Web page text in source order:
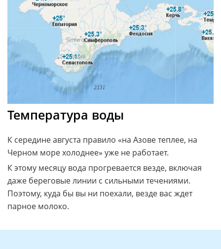
Температура воды
К середине августа правило «на Азове теплее, на
Черном море холоднее» уже не работает.
К этому месяцу вода прогревается везде, включая
даже береговые линии с сильными течениями.
Поэтому, куда бы вы ни поехали, везде вас ждет
парное молоко.